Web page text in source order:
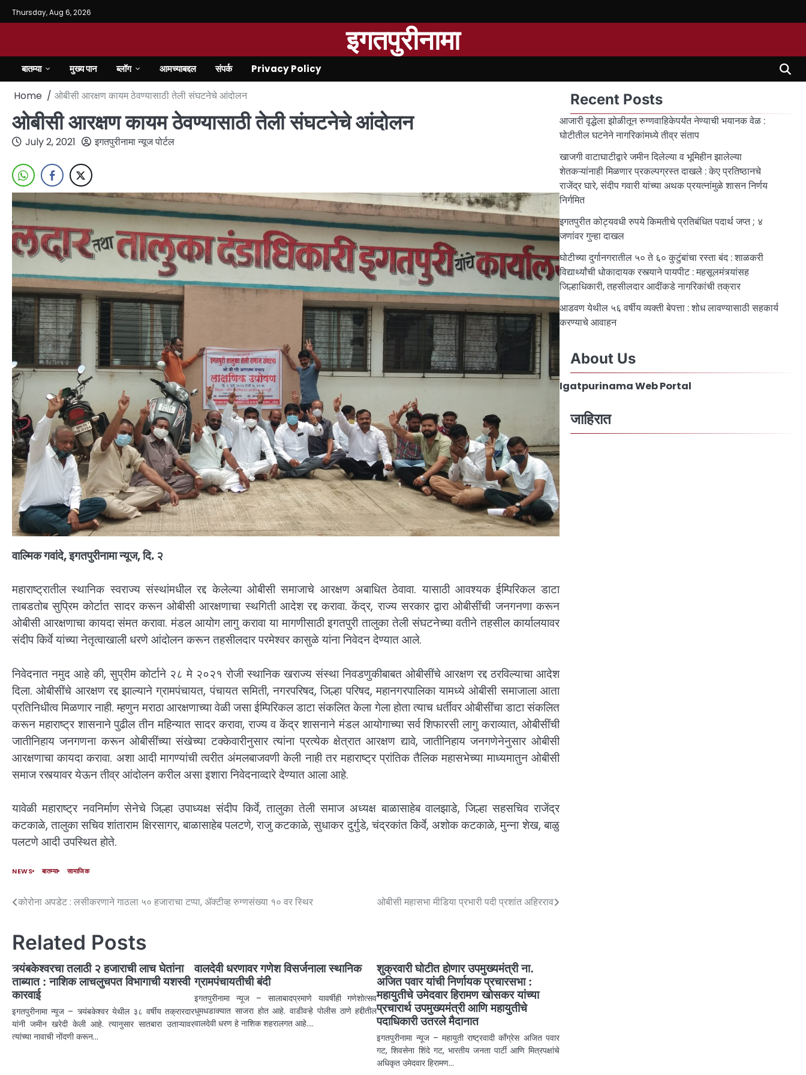
Thursday, Aug 6, 2026
इगतपुरीनामा
बातम्या मुख्य पान ब्लॉग आमच्याबद्दल संपर्क Privacy Policy
Home ओबीसी आरक्षण कायम ठेवण्यासाठी तेली संघटनेचे आंदोलन
ओबीसी आरक्षण कायम ठेवण्यासाठी तेली संघटनेचे आंदोलन
July 2, 2021 इगतपुरीनामा न्यूज पोर्टल
वाल्मिक गवांदे, इगतपुरीनामा न्यूज, दि. २
महाराष्ट्रातील स्थानिक स्वराज्य संस्थांमधील रद्द केलेल्या ओबीसी समाजाचे आरक्षण अबाधित ठेवावा. यासाठी आवश्यक ईम्पिरिकल डाटा
ताबडतोब सुप्रिम कोर्टात सादर करून ओबीसी आरक्षणाचा स्थगिती आदेश रद्द करावा. केंद्र, राज्य सरकार द्वारा ओबीसींची जनगनणा करून
ओबीसी आरक्षणाचा कायदा संमत करावा. मंडल आयोग लागु करावा या मागणीसाठी इगतपुरी तालुका तेली संघटनेच्या वतीने तहसील कार्यालयावर
संदीप किर्वे यांच्या नेतृत्वाखाली धरणे आंदोलन करून तहसीलदार परमेश्वर कासुळे यांना निवेदन देण्यात आले.
निवेदनात नमुद आहे की, सुप्रीम कोर्टाने २८ मे २०२१ रोजी स्थानिक खराज्य संस्था निवडणुकीबाबत ओबीसींचे आरक्षण रद्द ठरविल्याचा आदेश
दिला. ओबीसींचे आरक्षण रद्द झाल्याने ग्रामपंचायत, पंचायत समिती, नगरपरिषद, जिल्हा परिषद, महानगरपालिका यामध्ये ओबीसी समाजाला आता
प्रतिनिधीत्व मिळणार नाही. म्हणुन मराठा आरक्षणाच्या वेळी जसा ईम्पिरिकल डाटा संकलित केला गेला होता त्याच धर्तीवर ओबीसींचा डाटा संकलित
करून महाराष्ट्र शासनाने पुढील तीन महिन्यात सादर करावा, राज्य व केंद्र शासनाने मंडल आयोगाच्या सर्व शिफारसी लागु कराव्यात, ओबीसींची
जातीनिहाय जनगणना करून ओबीसींच्या संखेच्या टक्केवारीनुसार त्यांना प्रत्येक क्षेत्रात आरक्षण द्यावे, जातीनिहाय जनगणेनेनुसार ओबीसी
आरक्षणाचा कायदा करावा. अशा आदी मागण्यांची त्वरीत अंमलबाजवणी केली नाही तर महाराष्ट्र प्रांतिक तैलिक महासभेच्या माध्यमातुन ओबीसी
समाज रस्त्यावर येऊन तीव्र आंदोलन करील असा इशारा निवेदनाव्दारे देण्यात आला आहे.
यावेळी महाराष्ट्र नवनिर्माण सेनेचे जिल्हा उपाध्यक्ष संदीप किर्वे, तालुका तेली समाज अध्यक्ष बाळासाहेब वालझाडे, जिल्हा सहसचिव राजेंद्र
कटकाळे, तालुका सचिव शांताराम क्षिरसागर, बाळासाहेब पलटणे, राजु कटकाळे, सुधाकर दुर्गुडे, चंद्रकांत किर्वे, अशोक कटकाळे, मुन्ना शेख, बाळु
पलटणे आदी उपस्थित होते.
NEWS बातम्या सामाजिक
कोरोना अपडेट : लसीकरणाने गाठला ५० हजाराचा टप्पा, ॲक्टीव्ह रुग्णसंख्या १० वर स्थिर ओबीसी महासभा मीडिया प्रभारी पदी प्रशांत अहिरराव
Related Posts
त्र्यंबकेश्वरचा तलाठी २ हजाराची लाच घेतांना
ताब्यात : नाशिक लाचलुचपत विभागाची यशस्वी
कारवाई
इगतपुरीनामा न्यूज – त्र्यंबकेश्वर येथील ३८ वर्षीय तक्रारदार
यांनी जमीन खरेदी केली आहे. त्यानुसार सातबारा उताऱ्यावर
त्यांच्या नावाची नोंदणी करून…
वालदेवी धरणावर गणेश विसर्जनाला स्थानिक
ग्रामपंचायतीची बंदी
इगतपुरीनामा न्यूज – सालाबादप्रमाणे यावर्षीही गणेशोत्सव
धुमधडाक्यात साजरा होत आहे. वाडीवऱ्हे पोलीस ठाणे हद्दीतील
वालदेवी धरण हे नाशिक शहरालगत आहे.…
शुक्रवारी घोटीत होणार उपमुख्यमंत्री ना.
अजित पवार यांची निर्णायक प्रचारसभा :
महायुतीचे उमेदवार हिरामण खोसकर यांच्या
प्रचारार्थ उपमुख्यमंत्री आणि महायुतीचे
पदाधिकारी उतरले मैदानात
इगतपुरीनामा न्यूज – महायुती राष्ट्रवादी काँग्रेस अजित पवार
गट, शिवसेना शिंदे गट, भारतीय जनता पार्टी आणि मित्रपक्षांचे
अधिकृत उमेदवार हिरामण…
Recent Posts
आजारी वृद्धेला झोळीतून रुग्णवाहिकेपर्यंत नेण्याची भयानक वेळ :
घोटीतील घटनेने नागरिकांमध्ये तीव्र संताप
खाजगी वाटाघाटीद्वारे जमीन दिलेल्या व भूमिहीन झालेल्या
शेतकऱ्यांनाही मिळणार प्रकल्पग्रस्त दाखले : केए प्रतिष्ठानचे
राजेंद्र घारे, संदीप गवारी यांच्या अथक प्रयत्नांमुळे शासन निर्णय
निर्गमित
इगतपुरीत कोट्यवधी रुपये किमतीचे प्रतिबंधित पदार्थ जप्त ; ४
जणांवर गुन्हा दाखल
घोटीच्या दुर्गानगरातील ५० ते ६० कुटुंबांचा रस्ता बंद : शाळकरी
विद्यार्थ्यांची धोकादायक रस्त्याने पायपीट : महसूलमंत्र्यांसह
जिल्हाधिकारी, तहसीलदार आदींकडे नागरिकांची तक्रार
आडवण येथील ५६ वर्षीय व्यक्ती बेपत्ता : शोध लावण्यासाठी सहकार्य
करण्याचे आवाहन
About Us
Igatpurinama Web Portal
जाहिरात